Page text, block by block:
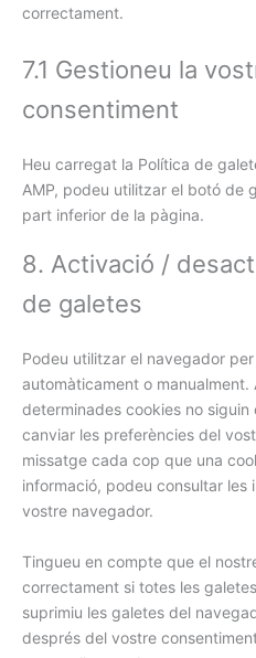
correctament.
7.1 Gestioneu la
consentiment
Heu carregat la Política de
AMP, podeu utilitzar el botó de
part inferior de la pàgina.
8. Activació /
de galetes
Podeu utilitzar el navegador
automàticament o
determinades cookies no siguin
canviar les preferències del
missatge cada cop que una
informació, podeu consultar les
vostre navegador.
Tingueu en compte que el
correctament si totes les
suprimiu les galetes del
després del vostre